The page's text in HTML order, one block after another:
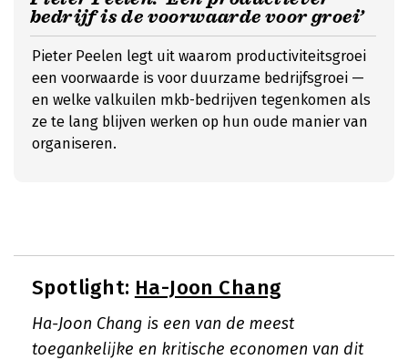
bedrijf is de voorwaarde voor groei’
Pieter Peelen legt uit waarom productiviteitsgroei
een voorwaarde is voor duurzame bedrijfsgroei —
en welke valkuilen mkb-bedrijven tegenkomen als
ze te lang blijven werken op hun oude manier van
organiseren.
Spotlight: Ha-Joon Chang
Ha-Joon Chang is een van de meest
toegankelijke en kritische economen van dit